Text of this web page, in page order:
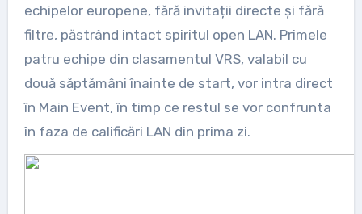
echipelor europene, fără invitații directe și fără
filtre, păstrând intact spiritul open LAN. Primele
patru echipe din clasamentul VRS, valabil cu
două săptămâni înainte de start, vor intra direct
în Main Event, în timp ce restul se vor confrunta
în faza de calificări LAN din prima zi.